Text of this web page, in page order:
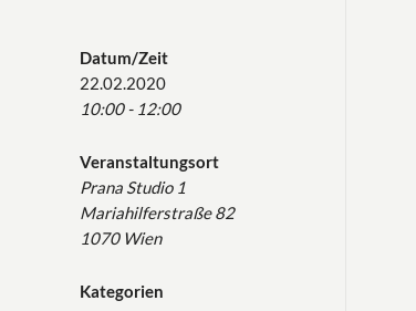
Datum/Zeit
22.02.2020
10:00 - 12:00
Veranstaltungsort
Prana Studio 1
Mariahilferstraße 82
1070 Wien
Kategorien